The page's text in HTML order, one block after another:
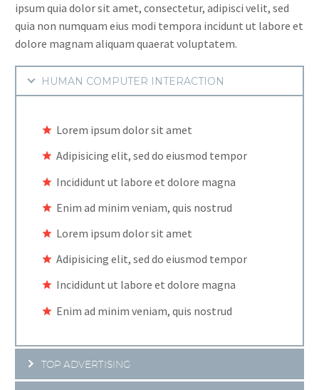
ipsum quia dolor sit amet, consectetur, adipisci velit, sed
quia non numquam eius modi tempora incidunt ut labore et
dolore magnam aliquam quaerat voluptatem.
HUMAN COMPUTER INTERACTION
Lorem ipsum dolor sit amet
Adipisicing elit, sed do eiusmod tempor
Incididunt ut labore et dolore magna
Enim ad minim veniam, quis nostrud
Lorem ipsum dolor sit amet
Adipisicing elit, sed do eiusmod tempor
Incididunt ut labore et dolore magna
Enim ad minim veniam, quis nostrud
TOP ADVERTISING